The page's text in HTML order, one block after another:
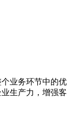
业务环节中的优
生产力，增强客